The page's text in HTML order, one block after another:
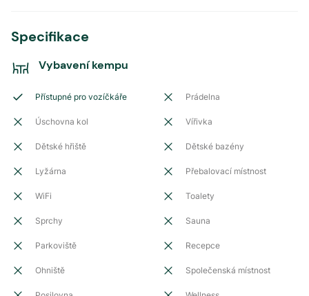
Specifikace
Vybavení kempu
Přístupné pro vozíčkáře Prádelna
Úschovna kol Vířivka
Dětské hřiště Dětské bazény
Lyžárna Přebalovací místnost
WiFi Toalety
Sprchy Sauna
Parkoviště Recepce
Ohniště Společenská místnost